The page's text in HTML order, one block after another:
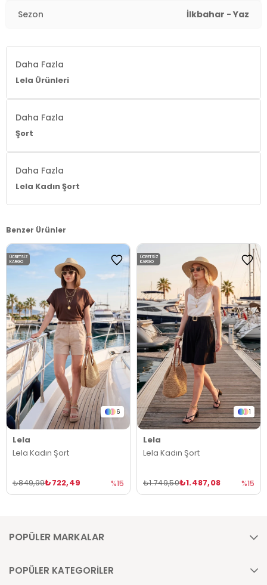
Kalıp Bilgisi:
60 cm / Kalça : 90 cm / Beden : S
Yaş Grubu:Yetişkin
Menşei:Türkiye
2DY668YP5630.461
Sezon İlkbahar - Yaz
Daha Fazla
Lela Ürünleri
Daha Fazla
Şort
Daha Fazla
Lela Kadın Şort
Benzer Ürünler
6
Lela
Lela Kadın Şort
₺722,49
₺849,99 %15
ÜCRETSIZ
KARGO
1
Lela
Lela Kadın Şort
₺1.487,08
₺1.749,50 %15
ÜCRETSIZ
KARGO
POPÜLER MARKALAR
POPÜLER KATEGORİLER